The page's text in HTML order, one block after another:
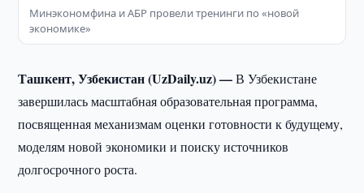
Минэкономфина и АБР провели тренинги по «новой
экономике»
Ташкент, Узбекистан (UzDaily.uz) —В Узбекистане
завершилась масштабная образовательная программа,
посвященная механизмам оценки готовности к будущему,
моделям новой экономики и поиску источников
долгосрочного роста.